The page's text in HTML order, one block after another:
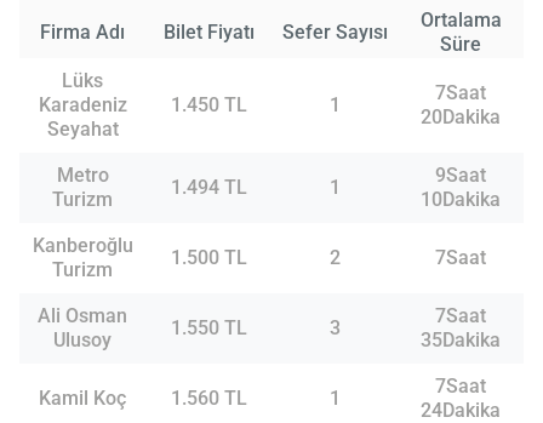
Firma Adı Bilet Fiyatı Sefer Sayısı
Ortalama
Süre
Lüks
Karadeniz
Seyahat
1.450 TL 1
7Saat
20Dakika
Metro
Turizm
1.494 TL 1
9Saat
10Dakika
Kanberoğlu
Turizm
1.500 TL 2 7Saat
Ali Osman
Ulusoy
1.550 TL 3
7Saat
35Dakika
Kamil Koç 1.560 TL 1
7Saat
24Dakika